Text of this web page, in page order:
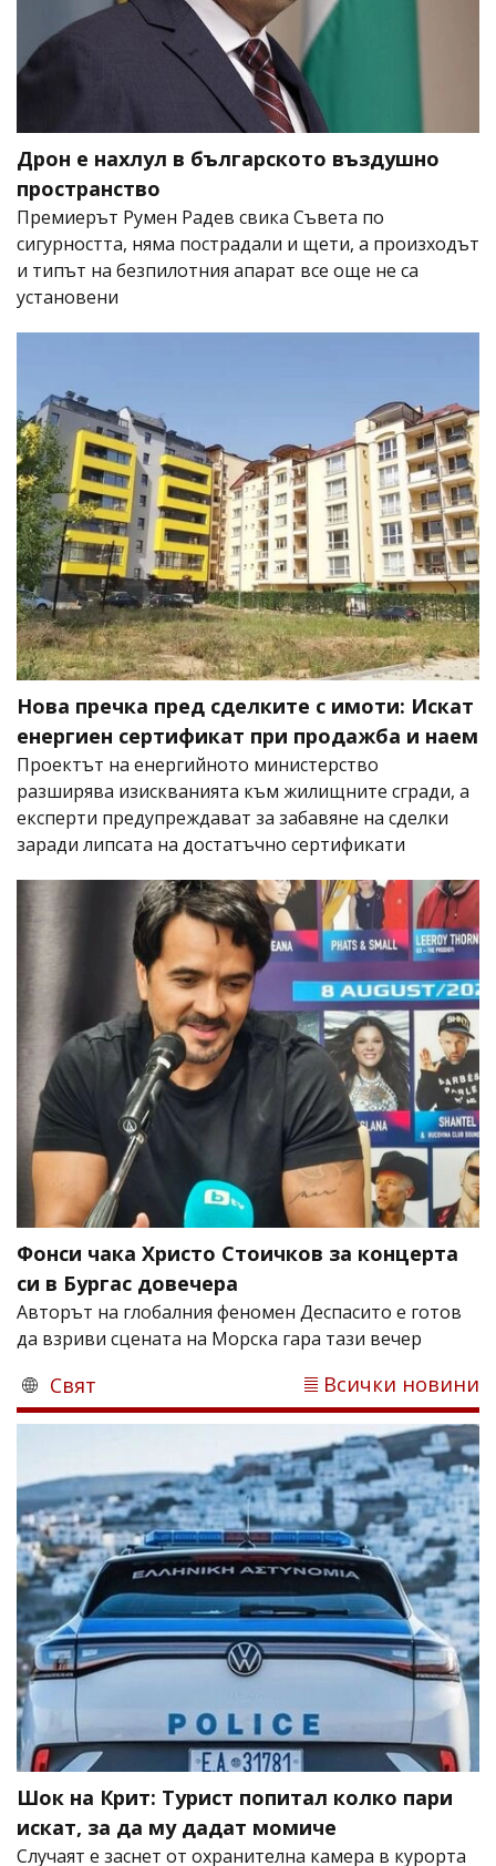
Дрон е нахлул в българското въздушно
пространство
Премиерът Румен Радев свика Съвета по
сигурността, няма пострадали и щети, а произходът
и типът на безпилотния апарат все още не са
установени
Нова пречка пред сделките с имоти: Искат
енергиен сертификат при продажба и наем
Проектът на енергийното министерство
разширява изискванията към жилищните сгради, а
експерти предупреждават за забавяне на сделки
заради липсата на достатъчно сертификати
Фонси чака Христо Стоичков за концерта
си в Бургас довечера
Авторът на глобалния феномен Деспасито е готов
да взриви сцената на Морска гара тази вечер
Свят Всички новини
Шок на Крит: Турист попитал колко пари
искат, за да му дадат момиче
Случаят е заснет от охранителна камера в курорта